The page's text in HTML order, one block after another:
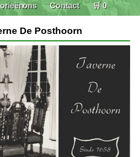
ons Contact 🛒 0
De Posthoorn